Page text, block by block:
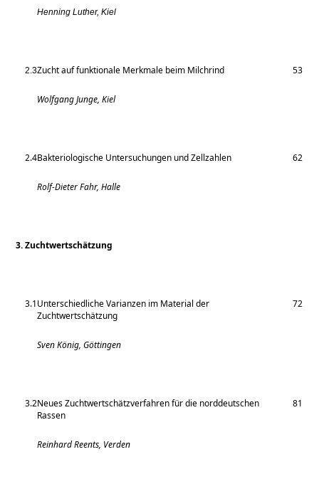
Henning Luther, Kiel
2.3Zucht auf funktionale Merkmale beim Milchrind 53
Wolfgang Junge, Kiel
2.4Bakteriologische Untersuchungen und Zellzahlen 62
Rolf-Dieter Fahr, Halle
3. Zuchtwertschätzung
3.1Unterschiedliche Varianzen im Material der
Zuchtwertschätzung
72
Sven König, Göttingen
3.2Neues Zuchtwertschätzverfahren für die norddeutschen
Rassen
81
Reinhard Reents, Verden